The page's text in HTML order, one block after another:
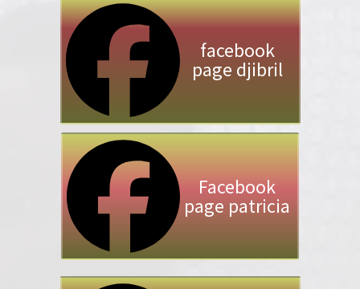
facebook
page djibril
Facebook
page patricia